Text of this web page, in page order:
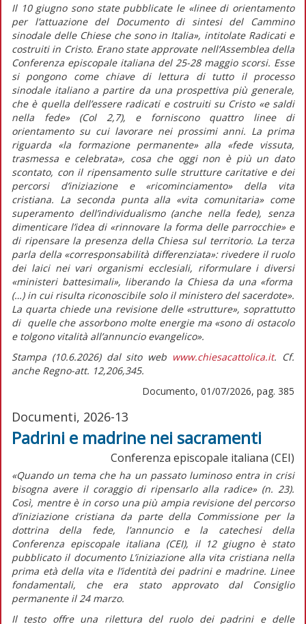
Il 10 giugno sono state pubblicate le «linee di orientamento
per l’attuazione del Documento di sintesi del Cammino
sinodale delle Chiese che sono in Italia», intitolateRadicati e
costruiti in Cristo. Erano state approvate nell’Assemblea della
Conferenza episcopale italiana del 25-28 maggio scorsi. Esse
si pongono come chiave di lettura di tutto il processo
sinodale italiano a partire da una prospettiva più generale,
che è quella dell’essere radicati e costruiti su Cristo «e saldi
nella fede» (Col 2,7), e forniscono quattro linee di
orientamento su cui lavorare nei prossimi anni. La prima
riguarda «la formazione permanente» alla «fede vissuta,
trasmessa e celebrata», cosa che oggi non è più un dato
scontato, con il ripensamento sulle strutture caritative e dei
percorsi d’iniziazione e «ricominciamento» della vita
cristiana. La seconda punta alla «vita comunitaria» come
superamento dell’individualismo (anche nella fede), senza
dimenticare l’idea di«rinnovare la forma delle parrocchie» e
di ripensare la presenza della Chiesa sul territorio. La terza
parla della«corresponsabilità differenziata»: rivedere il ruolo
dei laici nei vari organismi ecclesiali, riformulare i diversi
«ministeri battesimali», liberando la Chiesa da una«forma
(…) in cui risulta riconoscibile solo il ministero del sacerdote».
La quarta chiede una revisione delle «strutture», soprattutto
di quelle che assorbono molte energie ma«sono di ostacolo
e tolgono vitalità all’annuncio evangelico».
Stampa (10.6.2026) dal sito web www.chiesacattolica.it. Cf.
anche Regno-att. 12,206,345.
Documento, 01/07/2026, pag. 385
Documenti, 2026-13
Padrini e madrine nei sacramenti
Conferenza episcopale italiana (CEI)
«Quando un tema che ha un passato luminoso entra in crisi
bisogna avere il coraggio di ripensarlo alla radice» (n. 23).
Così, mentre è in corso una più ampia revisione del percorso
d’iniziazione cristiana da parte della Commissione per la
dottrina della fede, l’annuncio e la catechesi della
Conferenza episcopale italiana (CEI), il 12 giugno è stato
pubblicato il documento L’iniziazione alla vita cristiana nella
prima età della vita e l’identità dei padrini e madrine. Linee
fondamentali, che era stato approvato dal Consiglio
permanente il 24 marzo.
Il testo offre una rilettura del ruolo dei padrini e delle